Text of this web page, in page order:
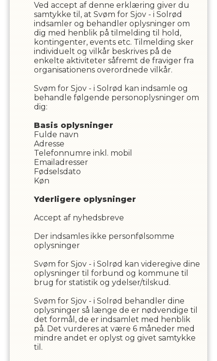
Ved accept af denne erklæring giver du
samtykke til, at Svøm for Sjov - i Solrød
indsamler og behandler oplysninger om
dig med henblik på tilmelding til hold,
kontingenter, events etc. Tilmelding sker
individuelt og vilkår beskrives på de
enkelte aktiviteter såfremt de fraviger fra
organisationens overordnede vilkår.
Svøm for Sjov - i Solrød kan indsamle og
behandle følgende personoplysninger om
dig:
Basis oplysninger
Fulde navn
Adresse
Telefonnumre inkl. mobil
Emailadresser
Fødselsdato
Køn
Yderligere oplysninger
Accept af nyhedsbreve
Der indsamles ikke personfølsomme
oplysninger
Svøm for Sjov - i Solrød kan videregive dine
oplysninger til forbund og kommune til
brug for statistik og ydelser/tilskud.
Svøm for Sjov - i Solrød behandler dine
oplysninger så længe de er nødvendige til
det formål, de er indsamlet med henblik
på. Det vurderes at være 6 måneder med
mindre andet er oplyst og givet samtykke
til.